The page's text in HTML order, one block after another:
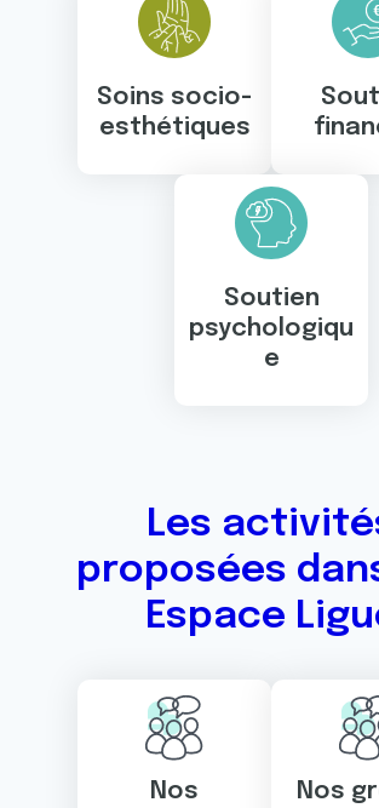
Soins socio-
esthétiques
Soutien
psychologiqu
e
Les
proposées
Espace
Nos
Nos